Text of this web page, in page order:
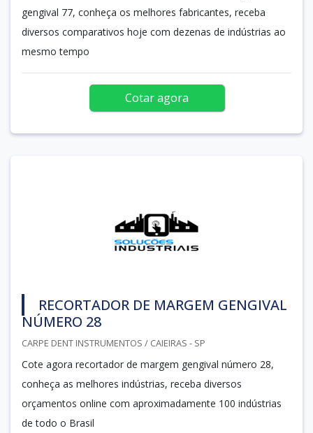
gengival 77, conheça os melhores fabricantes, receba
diversos comparativos hoje com dezenas de indústrias ao
mesmo tempo
Cotar agora
RECORTADOR DE MARGEM GENGIVAL
NÚMERO 28
CARPE DENT INSTRUMENTOS / CAIEIRAS - SP
Cote agora recortador de margem gengival número 28,
conheça as melhores indústrias, receba diversos
orçamentos online com aproximadamente 100 indústrias
de todo o Brasil